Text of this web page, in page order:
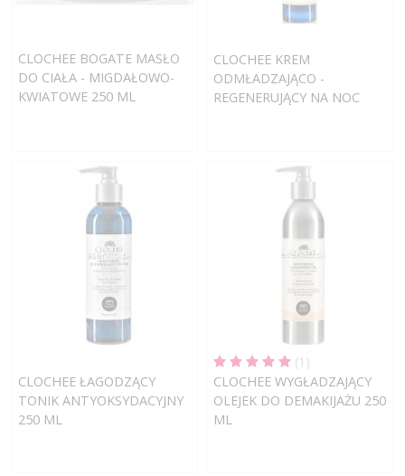
CLOCHEE BOGATE MASŁO
DO CIAŁA - MIGDAŁOWO-
KWIATOWE 250 ML
CLOCHEE KREM
ODMŁADZAJĄCO -
REGENERUJĄCY NA NOC
CLOCHEE ŁAGODZĄCY
TONIK ANTYOKSYDACYJNY
250 ML
(1)
CLOCHEE WYGŁADZAJĄCY
OLEJEK DO DEMAKIJAŻU 250
ML